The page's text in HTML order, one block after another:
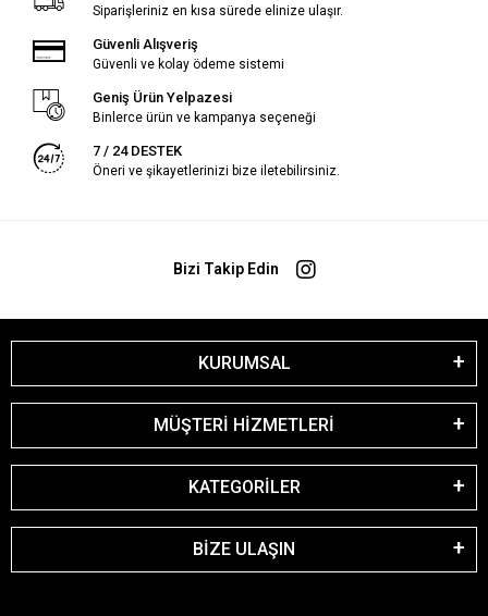
Siparişleriniz en kısa sürede elinize ulaşır.
Güvenli Alışveriş
Güvenli ve kolay ödeme sistemi
Geniş Ürün Yelpazesi
Binlerce ürün ve kampanya seçeneği
7 / 24 DESTEK
Öneri ve şikayetlerinizi bize iletebilirsiniz.
Bizi Takip Edin
KURUMSAL
MÜŞTERİ HİZMETLERİ
KATEGORİLER
BİZE ULAŞIN